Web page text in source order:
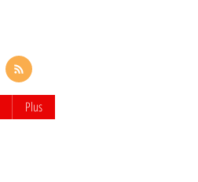
Plus